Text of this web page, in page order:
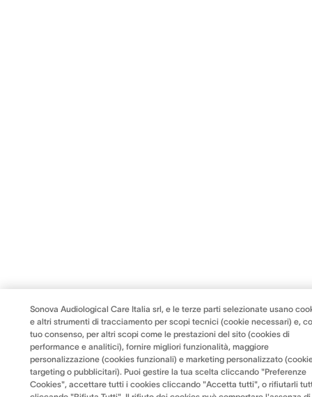
Sonova Audiological Care Italia srl, e le terze parti selezionate usano
e altri strumenti di tracciamento per scopi tecnici (cookie necessari) e,
tuo consenso, per altri scopi come le prestazioni del sito (cookies di
performance e analitici), fornire migliori funzionalità, maggiore
personalizzazione (cookies funzionali) e marketing personalizzato
targeting o pubblicitari). Puoi gestire la tua scelta cliccando "Preferenze
Cookies", accettare tutti i cookies cliccando "Accetta tutti", o rifiutarli